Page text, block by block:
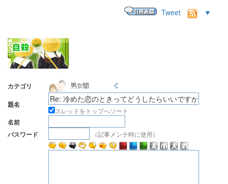
Tweet
▼
カテゴリ
題名
スレッドをトップへソート
名前
パスワード
（記事メンテ時に使用）